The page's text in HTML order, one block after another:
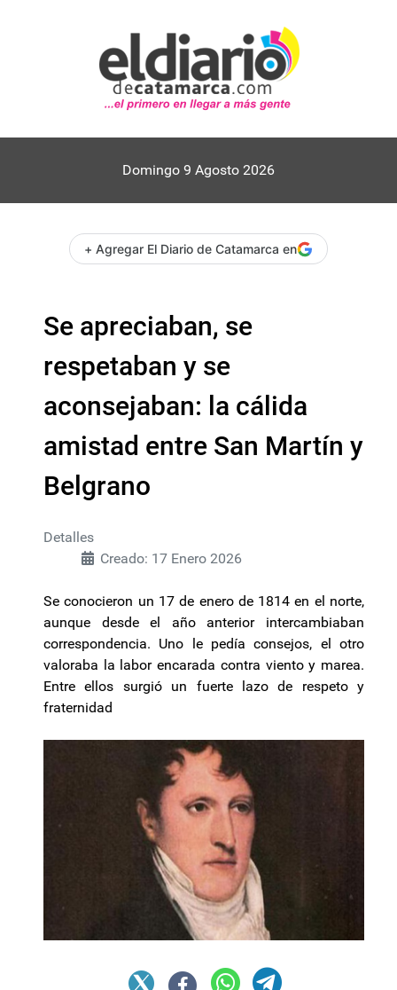
Domingo 9 Agosto 2026
+ Agregar El Diario de Catamarca en
Se apreciaban, se
respetaban y se
aconsejaban: la cálida
amistad entre San Martín y
Belgrano
Detalles
Creado: 17 Enero 2026
Se conocieron un 17 de enero de 1814 en el norte,
aunque desde el año anterior intercambiaban
correspondencia. Uno le pedía consejos, el otro
valoraba la labor encarada contra viento y marea.
Entre ellos surgió un fuerte lazo de respeto y
fraternidad